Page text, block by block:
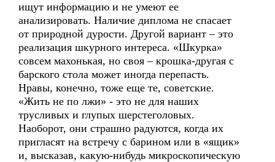
ищут информацию и не умеют ее
анализировать. Наличие диплома не спасает
от природной дурости. Другой вариант – это
реализация шкурного интереса. «Шкурка»
совсем махонькая, но своя – крошка-другая с
барского стола может иногда перепасть.
Нравы, конечно, тоже еще те, советские.
«Жить не по лжи» - это не для наших
трусливых и глупых шерстеголовых.
Наоборот, они страшно радуются, когда их
пригласят на встречу с барином или в «ящик»
и, высказав, какую-нибудь микроскопическую